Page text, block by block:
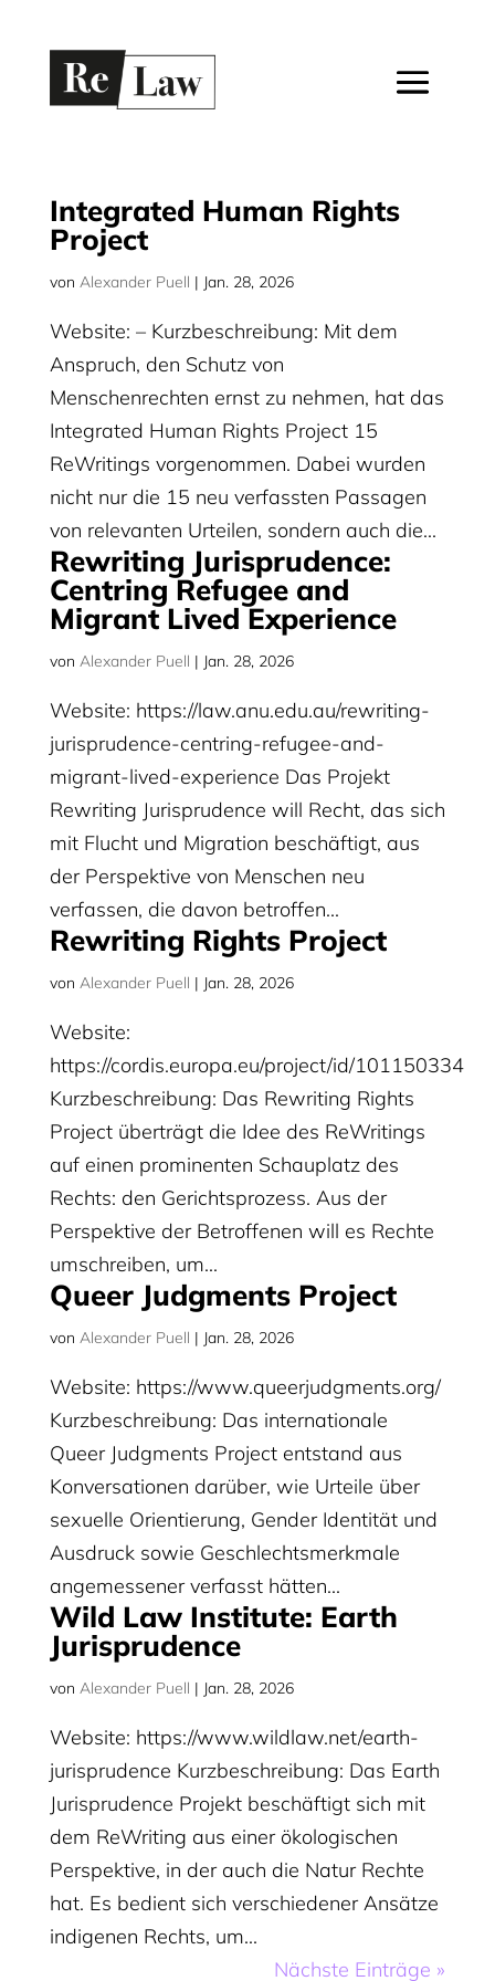
Integrated Human Rights
Project
von Alexander Puell | Jan. 28, 2026
Website: – Kurzbeschreibung: Mit dem
Anspruch, den Schutz von
Menschenrechten ernst zu nehmen, hat das
Integrated Human Rights Project 15
ReWritings vorgenommen. Dabei wurden
nicht nur die 15 neu verfassten Passagen
von relevanten Urteilen, sondern auch die...
Rewriting Jurisprudence:
Centring Refugee and
Migrant Lived Experience
von Alexander Puell | Jan. 28, 2026
Website: https://law.anu.edu.au/rewriting-
jurisprudence-centring-refugee-and-
migrant-lived-experience Das Projekt
Rewriting Jurisprudence will Recht, das sich
mit Flucht und Migration beschäftigt, aus
der Perspektive von Menschen neu
verfassen, die davon betroffen...
Rewriting Rights Project
von Alexander Puell | Jan. 28, 2026
Website:
https://cordis.europa.eu/project/id/101150334
Kurzbeschreibung: Das Rewriting Rights
Project überträgt die Idee des ReWritings
auf einen prominenten Schauplatz des
Rechts: den Gerichtsprozess. Aus der
Perspektive der Betroffenen will es Rechte
umschreiben, um...
Queer Judgments Project
von Alexander Puell | Jan. 28, 2026
Website: https://www.queerjudgments.org/
Kurzbeschreibung: Das internationale
Queer Judgments Project entstand aus
Konversationen darüber, wie Urteile über
sexuelle Orientierung, Gender Identität und
Ausdruck sowie Geschlechtsmerkmale
angemessener verfasst hätten...
Wild Law Institute: Earth
Jurisprudence
von Alexander Puell | Jan. 28, 2026
Website: https://www.wildlaw.net/earth-
jurisprudence Kurzbeschreibung: Das Earth
Jurisprudence Projekt beschäftigt sich mit
dem ReWriting aus einer ökologischen
Perspektive, in der auch die Natur Rechte
hat. Es bedient sich verschiedener Ansätze
indigenen Rechts, um...
Nächste Einträge »